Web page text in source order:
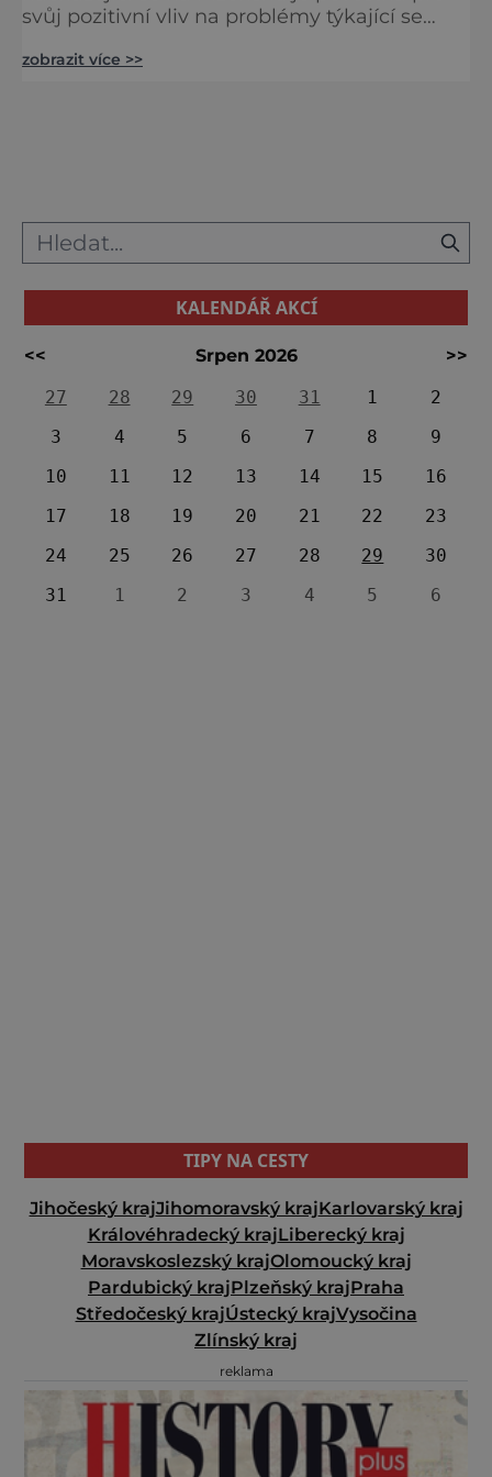
svůj pozitivní vliv na problémy týkající se
vydáte do obce Nebílovy na Plzeňsku,
zobrazit více >>
KALENDÁŘ AKCÍ
<< Srpen 2026
>>
27
28 29 30 31 1
2
3
4 5 6 7 8
9
10
11 12 13 14 15
16
17
18 19 20 21 22
23
24
25 26 27 28 29
30
31
1 2 3 4 5 6
TIPY NA CESTY
Jihočeský krajJihomoravský krajKarlovarský kraj
Královéhradecký krajLiberecký kraj
Moravskoslezský krajOlomoucký kraj
Pardubický krajPlzeňský krajPraha
Středočeský krajÚstecký krajVysočina
Zlínský kraj
reklama